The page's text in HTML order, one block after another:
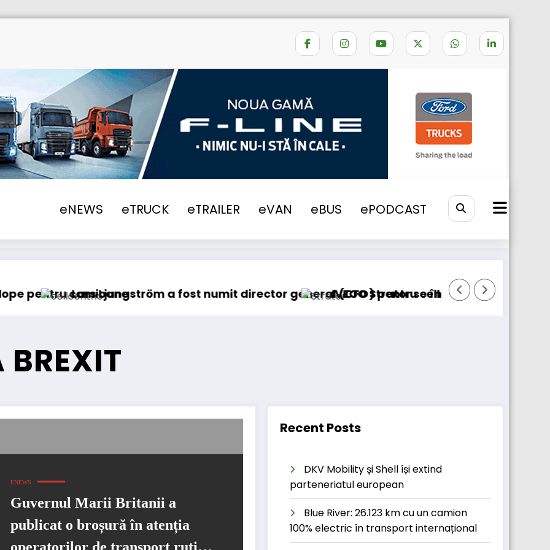
eNEWS eTRUCK eTRAILER eVAN eBUS ePODCAST
BROSURA BREXIT
Ljungström a fost numit director general (CFO) pentru cellcentric
IVECO Strator se întoarce BursaTransport/
ENEWS
Guvernul Marii Britanii a
publicat o broșură în atenția
Recent Posts
DKV Mobility și Shell își extind
parteneriatul european
Blue River: 26.123 km cu un camion
100% electric în transport internațional